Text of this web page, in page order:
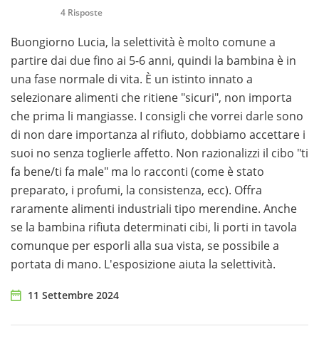
4 Risposte
Buongiorno Lucia, la selettività è molto comune a
partire dai due fino ai 5-6 anni, quindi la bambina è in
una fase normale di vita. È un istinto innato a
selezionare alimenti che ritiene "sicuri", non importa
che prima li mangiasse. I consigli che vorrei darle sono
di non dare importanza al rifiuto, dobbiamo accettare i
suoi no senza toglierle affetto. Non razionalizzi il cibo "ti
fa bene/ti fa male" ma lo racconti (come è stato
preparato, i profumi, la consistenza, ecc). Offra
raramente alimenti industriali tipo merendine. Anche
se la bambina rifiuta determinati cibi, li porti in tavola
comunque per esporli alla sua vista, se possibile a
portata di mano. L'esposizione aiuta la selettività.
11 Settembre 2024